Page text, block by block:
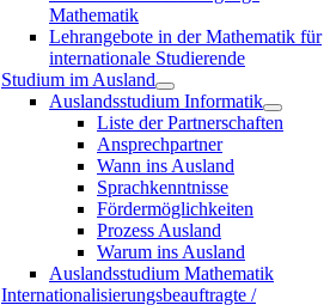
Mathematik
Lehrangebote in der Mathematik für
internationale Studierende
Studium im Ausland
Auslandsstudium Informatik
Liste der Partnerschaften
Ansprechpartner
Wann ins Ausland
Sprachkenntnisse
Fördermöglichkeiten
Prozess Ausland
Warum ins Ausland
Auslandsstudium Mathematik
Internationalisierungsbeauftragte /